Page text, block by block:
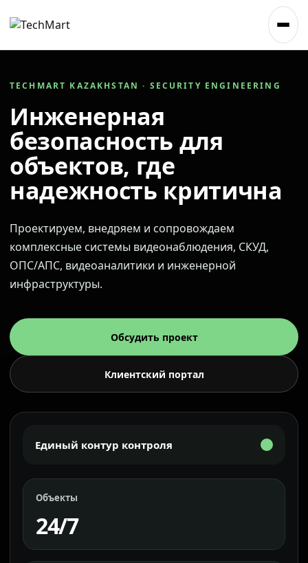
TECHMART KAZAKHSTAN · SECURITY ENGINEERING
Инженерная
безопасность для
объектов, где
надежность критична
Проектируем, внедряем и сопровождаем
комплексные системы видеонаблюдения, СКУД,
ОПС/АПС, видеоаналитики и инженерной
инфраструктуры.
Обсудить проект
Клиентский портал
Единый контур контроля
Объекты
24/7